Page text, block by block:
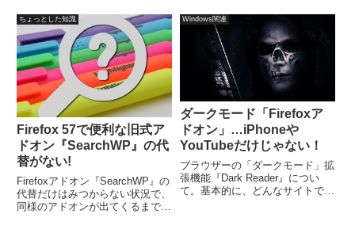
ように意図して設計されていま
す。最小システム要件は、64ビ
ットプロセッサ、2GBのRAM、
16GBのストレージ。
Firefoxのブックマークをバック
アップするとできる「js...
ちょっとした知識
Firefox 57で便利な旧式ア
ドオン『SearchWP』の代
替がない!
Firefoxアドオン『SearchWP』の
代替だけはみつからない状況で、
同様のアドオンが出てくるまで、
Windows関連
ダークモード「Firefoxア
ドオン」…iPhoneや
YouTubeだけじゃない！
ブラウザーの「ダークモード」拡
張機能『Dark Reader』につい
て。基本的に、どんなサイトでも